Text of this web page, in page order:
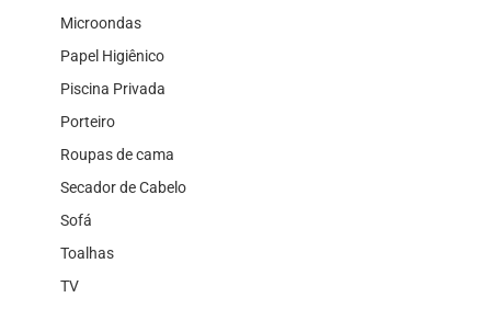
Microondas
Papel Higiênico
Piscina Privada
Porteiro
Roupas de cama
Secador de Cabelo
Sofá
Toalhas
TV